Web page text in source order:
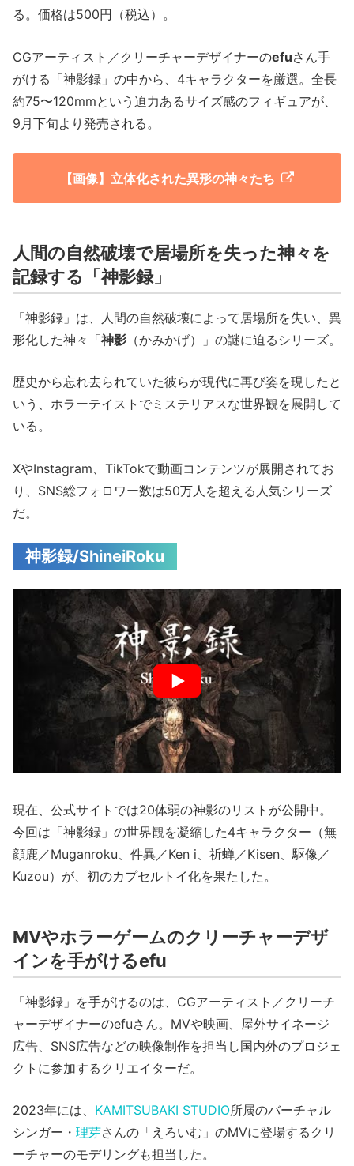
る。価格は500円（税込）。
CGアーティスト／クリーチャーデザイナーのefuさん手
がける「神影録」の中から、4キャラクターを厳選。全長
約75〜120mmという迫力あるサイズ感のフィギュアが、
9月下旬より発売される。
【画像】立体化された異形の神々たち
人間の自然破壊で居場所を失った神々を
記録する「神影録」
「神影録」は、人間の自然破壊によって居場所を失い、異
形化した神々「神影 （かみかげ）」の謎に迫るシリーズ。
歴史から忘れ去られていた彼らが現代に再び姿を現したと
いう、ホラーテイストでミステリアスな世界観を展開して
いる。
XやInstagram、TikTokで動画コンテンツが展開されてお
り、SNS総フォロワー数は50万人を超える人気シリーズ
だ。
神影録/ShineiRoku
現在、公式サイトでは20体弱の神影のリストが公開中。
今回は「神影録」の世界観を凝縮した4キャラクター（無
顔鹿／Muganroku、件異／Ken i、祈蝉／Kisen、駆像／
Kuzou）が、初のカプセルトイ化を果たした。
MVやホラーゲームのクリーチャーデザ
インを手がけるefu
「神影録」を手がけるのは、CGアーティスト／クリーチ
ャーデザイナーのefuさん。MVや映画、屋外サイネージ
広告、SNS広告などの映像制作を担当し国内外のプロジェ
クトに参加するクリエイターだ。
2023年には、 KAMITSUBAKI STUDIO所属のバーチャル
シンガー・ 理芽さんの「えろいむ」のMVに登場するクリ
ーチャーのモデリングも担当した。